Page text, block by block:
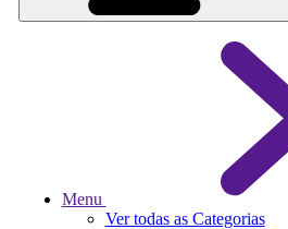
Menu
Ver todas as Categorias